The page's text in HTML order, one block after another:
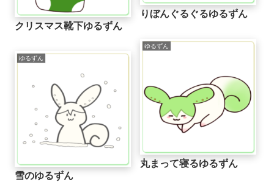
りぼんぐるぐるゆるずん
クリスマス靴下ゆるずん
ゆるずん
丸まって寝るゆるずん
ゆるずん
雪のゆるずん